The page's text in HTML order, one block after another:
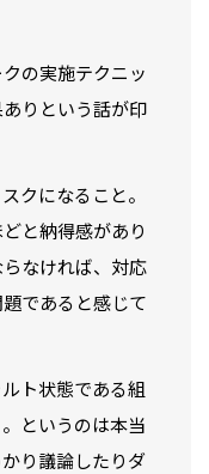
の実施テクニッ
りという話が印
クになること。
と納得感があり
なければ、対応
であると感じて
ト状態である組
というのは本当
り議論したりダ